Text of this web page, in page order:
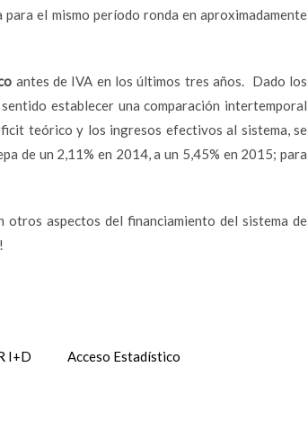
el mismo período ronda en aproximadamente
antes de IVA en los últimos tres años. Dado los
establecer una comparación intertemporal
teórico y los ingresos efectivos al sistema, se
de un 2,11% en 2014, a un 5,45% en 2015; para
aspectos del financiamiento del sistema de
I+D Acceso Estadístico